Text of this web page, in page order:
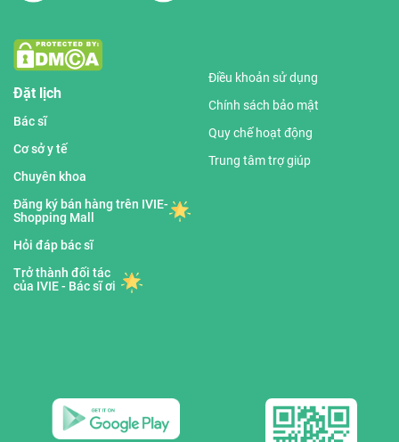
Đặt lịch
Bác sĩ
Cơ sở y tế
Chuyên khoa
Đăng ký bán hàng trên IVIE-
Shopping Mall
Hỏi đáp bác sĩ
Trở thành đối tác
của IVIE - Bác sĩ ơi
Điều khoản sử dụng
Chính sách bảo mật
Quy chế hoạt động
Trung tâm trợ giúp